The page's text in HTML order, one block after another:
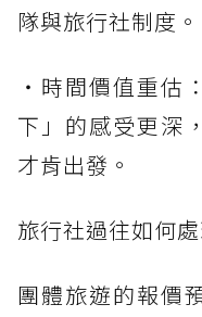
隊與旅行社制度。
・時間價值重估
下」的感受更深
才肯出發。
旅行社過往如何
團體旅遊的報價